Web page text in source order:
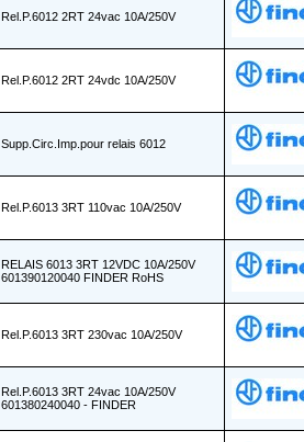
Rel.P.6012 2RT 24vac 10A/250V
Rel.P.6012 2RT 24vdc 10A/250V
Supp.Circ.Imp.pour relais 6012
Rel.P.6013 3RT 110vac 10A/250V
RELAIS 6013 3RT 12VDC 10A/250V
601390120040 FINDER RoHS
Rel.P.6013 3RT 230vac 10A/250V
Rel.P.6013 3RT 24vac 10A/250V
601380240040 - FINDER